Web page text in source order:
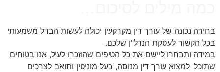
בחירה נכונה של עורך דין מקרקעין יכולה לעשות הבדל משמעותי
בכל הקשור לעסקת הנדל"ן שלכם.
במידה ותבחרו ליישם את כל הטיפים שהוזכרו לעיל, אנו בטוחים
שתוכלו למצוא עורך דין מנוסה, בעל מוניטין ותואם לצרכים